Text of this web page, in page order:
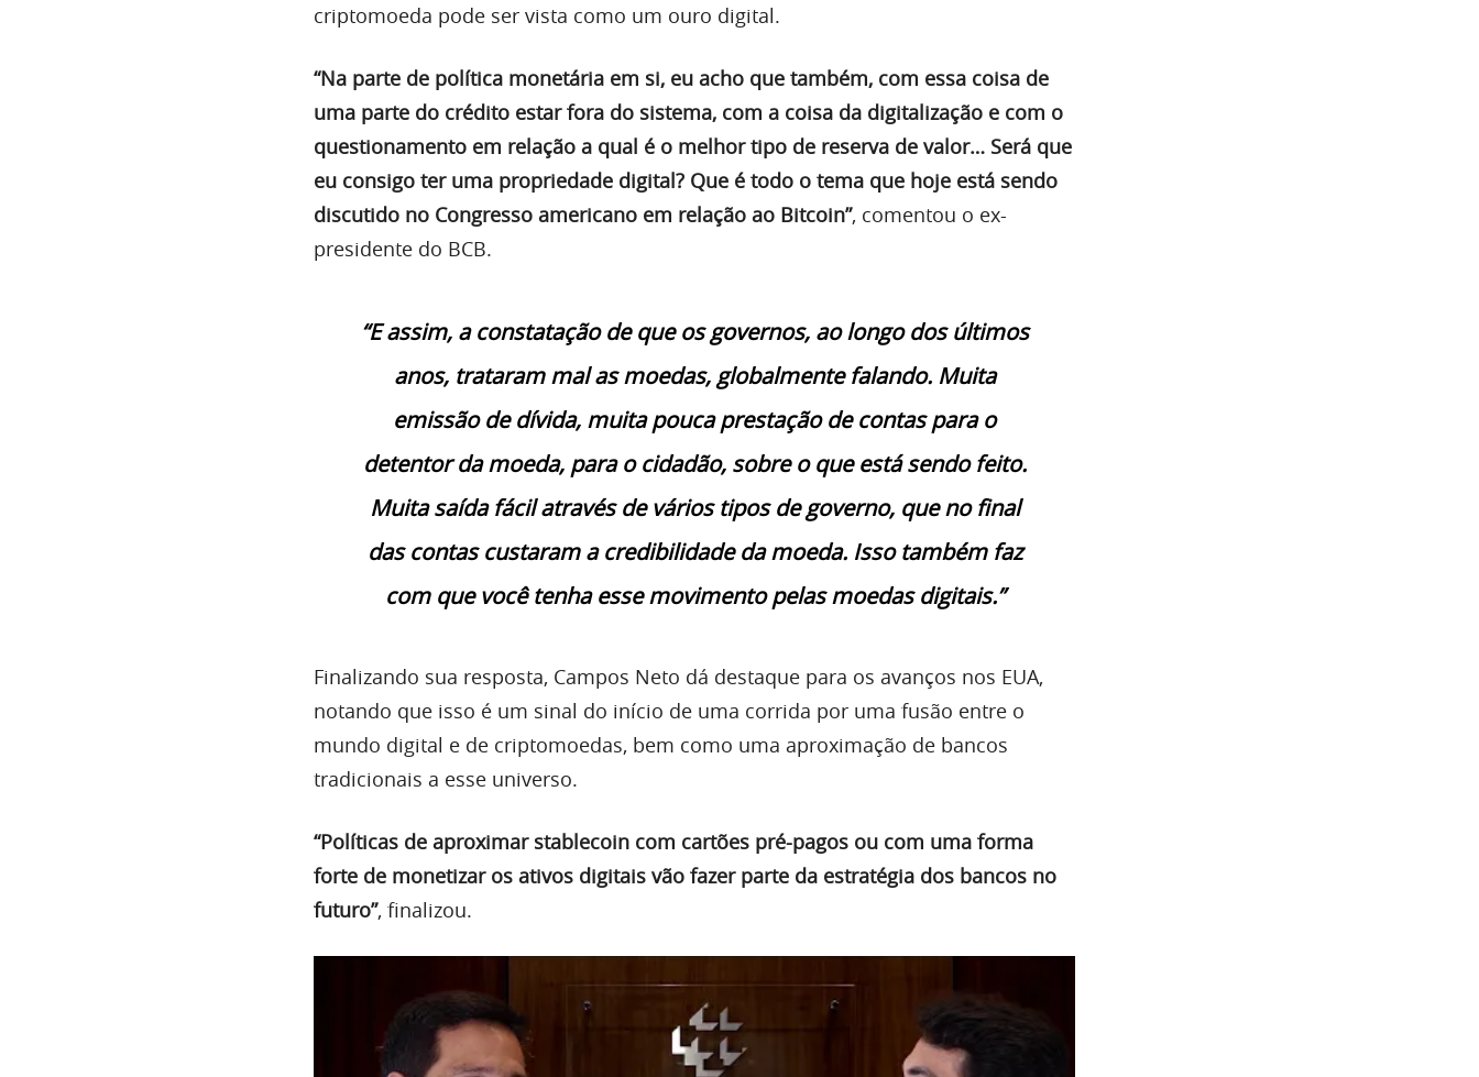
criptomoeda pode ser vista como um ouro digital.
“Na parte de política monetária em si, eu acho que também, com essa coisa de
uma parte do crédito estar fora do sistema, com a coisa da digitalização e com o
questionamento em relação a qual é o melhor tipo de reserva de valor… Será que
eu consigo ter uma propriedade digital? Que é todo o tema que hoje está sendo
discutido no Congresso americano em relação ao Bitcoin”, comentou o ex-
presidente do BCB.
“E assim, a constatação de que os governos, ao longo dos últimos
anos, trataram mal as moedas, globalmente falando. Muita
emissão de dívida, muita pouca prestação de contas para o
detentor da moeda, para o cidadão, sobre o que está sendo feito.
Muita saída fácil através de vários tipos de governo, que no final
das contas custaram a credibilidade da moeda. Isso também faz
com que você tenha esse movimento pelas moedas digitais.”
Finalizando sua resposta, Campos Neto dá destaque para os avanços nos EUA,
notando que isso é um sinal do início de uma corrida por uma fusão entre o
mundo digital e de criptomoedas, bem como uma aproximação de bancos
tradicionais a esse universo.
“Políticas de aproximar stablecoin com cartões pré-pagos ou com uma forma
forte de monetizar os ativos digitais vão fazer parte da estratégia dos bancos no
futuro”, finalizou.